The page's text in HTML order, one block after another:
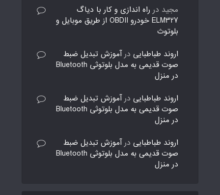
مجید در راه اندازی و کار با دیاگ
ELM327 خودرو OBDII از طریق موبایل و
بلوتوث
اروند طباطبایی درآموزش تبدیل ضبط
صوت قدیمی به مدل بلوتوثی Bluetooth
در منزل
اروند طباطبایی درآموزش تبدیل ضبط
صوت قدیمی به مدل بلوتوثی Bluetooth
در منزل
اروند طباطبایی درآموزش تبدیل ضبط
صوت قدیمی به مدل بلوتوثی Bluetooth
در منزل